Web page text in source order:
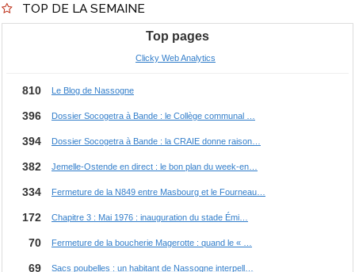
TOP DE LA SEMAINE